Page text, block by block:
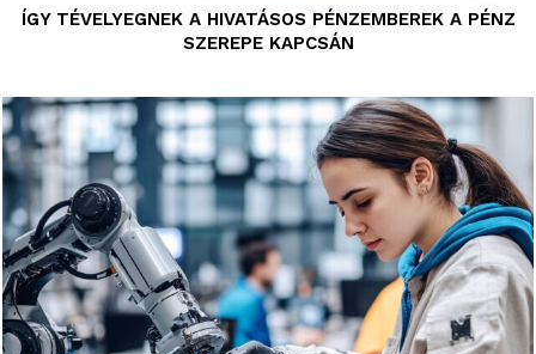
ÍGY TÉVELYEGNEK A HIVATÁSOS PÉNZEMBEREK A PÉNZ
SZEREPE KAPCSÁN